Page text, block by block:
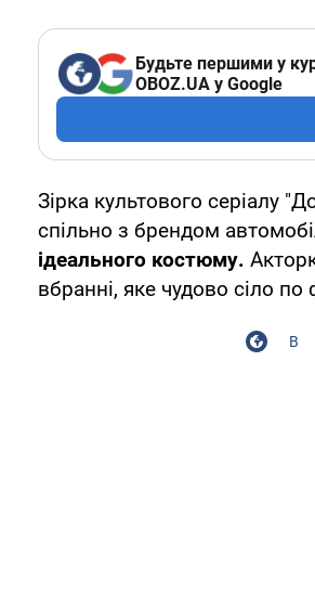
Будьте першими у
OBOZ.UA у Google
Зірка культового серіалу
спільно з брендом
ідеального костюму.
вбранні, яке чудово сіло по